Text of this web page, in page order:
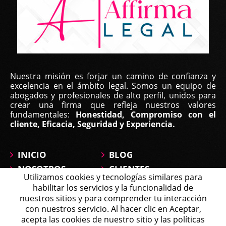
Buen día, estimado equipo
Primero que todo para darles las gracias por su
excelente labor. Estamos muy agradecidos
especialmente con la Lic. María José Montañez que
Nuestra misión es forjar un camino de confianza y
excelencia en el ámbito legal. Somos un equipo de
abogados y profesionales de alto perfil, unidos para
crear una firma que refleja nuestros valores
fundamentales: Honestidad, Compromiso con el
cliente, Eficacia, Seguridad y Experiencia.
INICIO
NOSOTROS
ÁREAS DE
PRÁCTICA
PREGUNTAS
BLOG
CLIENTES
CONTÁCTANOS
MAPA DEL SITIO
Michell
Agente en Línea
Chatea ahora
Utilizamos cookies y tecnologías similares para
habilitar los servicios y la funcionalidad de
nuestros sitios y para comprender tu interacción
con nuestros servicio. Al hacer clic en Aceptar,
acepta las cookies de nuestro sitio y las políticas